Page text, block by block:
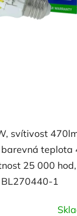
svítivost
teplota
25 000
BL270440-1